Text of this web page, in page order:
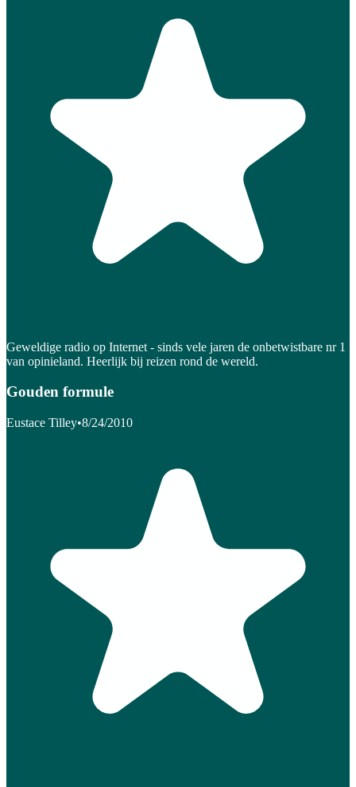
Geweldige radio op Internet - sinds vele jaren de onbetwistbare nr 1
van opinieland. Heerlijk bij reizen rond de wereld.
Gouden formule
Eustace Tilley•8/24/2010